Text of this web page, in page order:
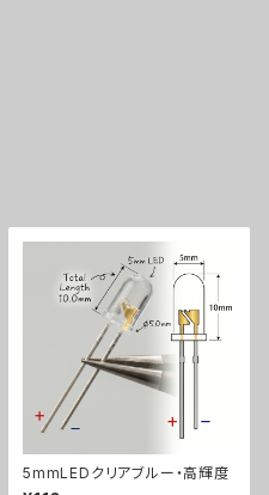
5mmLEDクリアブルー・高輝度